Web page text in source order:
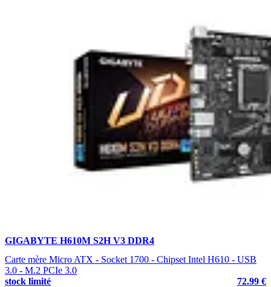
GIGABYTE H610M S2H V3 DDR4
Carte mère Micro ATX - Socket 1700 - Chipset Intel H610 - USB
3.0 - M.2 PCIe 3.0
stock limité
72.99 €